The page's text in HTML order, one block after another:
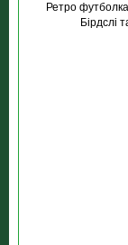
Ретро
Бірдслі